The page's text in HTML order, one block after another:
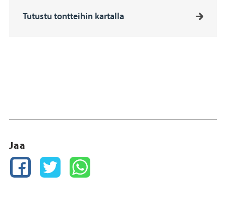
Tutustu tontteihin kartalla
Jaa